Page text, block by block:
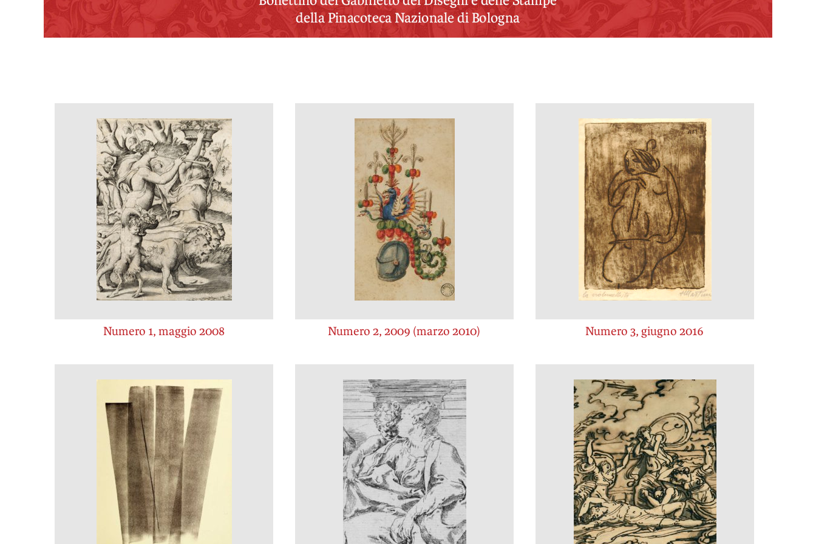
Numero 1, maggio 2008 Numero 2, 2009 (marzo 2010) Numero 3, giugno 2016